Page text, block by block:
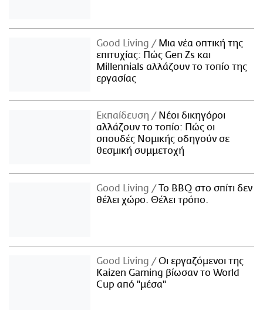
Good Living
Μια νέα οπτική της
επιτυχίας: Πώς Gen Zs και
Millennials αλλάζουν το τοπίο της
εργασίας
Εκπαίδευση
Νέοι δικηγόροι
αλλάζουν το τοπίο: Πώς οι
σπουδές Νομικής οδηγούν σε
θεσμική συμμετοχή
Good Living
Το BBQ στο σπίτι δεν
θέλει χώρο. Θέλει τρόπο.
Good Living
Οι εργαζόμενοι της
Kaizen Gaming βίωσαν το World
Cup από "μέσα"